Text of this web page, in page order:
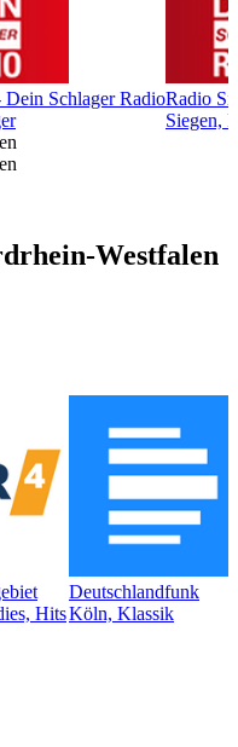
Dein Schlager RadioRadio
Siegen,
Westfalen
Hits
Deutschlandfunk
Köln, Klassik